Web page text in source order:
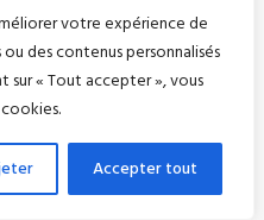
votre expérience de
des contenus personnalisés
sur « Tout accepter », vous
Accepter tout